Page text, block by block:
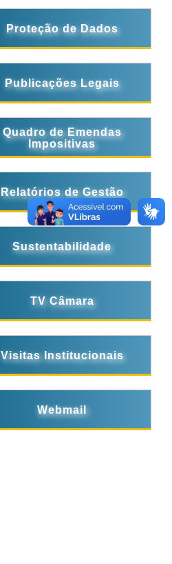
Proteção de Dados
Publicações Legais
Quadro de Emendas
Impositivas
Relatórios de Gestão
Sustentabilidade
TV Câmara
Visitas Institucionais
Webmail